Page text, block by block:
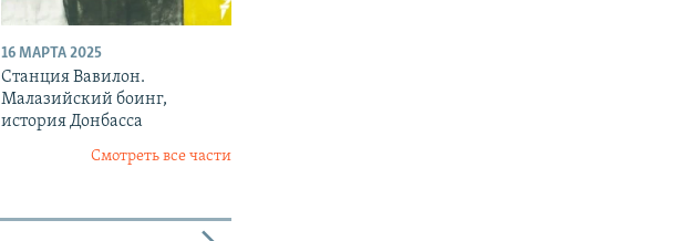
16 МАРТА 2025
Станция Вавилон.
Малазийский боинг,
история Донбасса
Смотреть все части